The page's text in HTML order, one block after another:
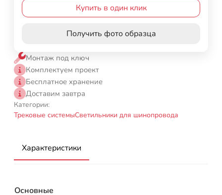
Купить в один клик
Получить фото образца
Монтаж под ключ
Комплектуем проект
Бесплатное хранение
Доставим завтра
Категории:
Трековые системыСветильники для шинопровода
Характеристики
Основные